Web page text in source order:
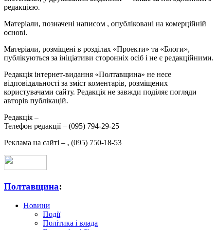
редакцією.
Матеріали, позначені написом , опубліковані на комерційній
основі.
Матеріали, розміщені в розділах «Проекти» та «Блоги»,
публікуються за ініціативи сторонніх осіб і не є редакційними.
Редакція інтернет-видання «Полтавщина» не несе
відповідальності за зміст коментарів, розміщених
користувачами сайту. Редакція не завжди поділяє погляди
авторів публікацій.
Редакція –
Телефон редакції – (095) 794-29-25
Реклама на сайті – , (095) 750-18-53
Полтавщина:
Новини
Події
Політика і влада